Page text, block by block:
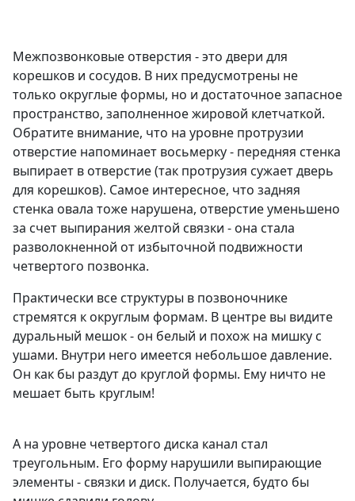
Межпозвонковые отверстия - это двери для
корешков и сосудов. В них предусмотрены не
только округлые формы, но и достаточное запасное
пространство, заполненное жировой клетчаткой.
Обратите внимание, что на уровне протрузии
отверстие напоминает восьмерку - передняя стенка
выпирает в отверстие (так протрузия сужает дверь
для корешков). Самое интересное, что задняя
стенка овала тоже нарушена, отверстие уменьшено
за счет выпирания желтой связки - она стала
разволокненной от избыточной подвижности
четвертого позвонка.
Практически все структуры в позвоночнике
стремятся к округлым формам. В центре вы видите
дуральный мешок - он белый и похож на мишку с
ушами. Внутри него имеется небольшое давление.
Он как бы раздут до круглой формы. Ему ничто не
мешает быть круглым!
А на уровне четвертого диска канал стал
треугольным. Его форму нарушили выпирающие
элементы - связки и диск. Получается, будто бы